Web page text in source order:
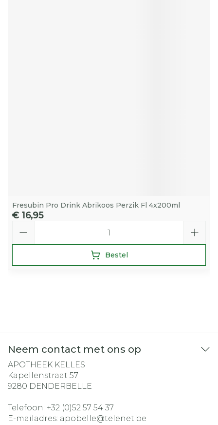
Fresubin Pro Drink Abrikoos Perzik Fl 4x200ml
€ 16,95
Bestel
Neem contact met ons op
APOTHEEK KELLES
Kapellenstraat 57
9280 DENDERBELLE
Telefoon: +32 (0)52 57 54 37
E-mailadres: apobelle@telenet.be